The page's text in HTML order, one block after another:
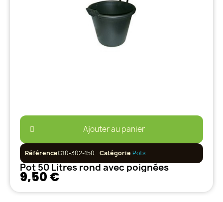
Ajouter au panier
RéférenceG10-302-150 Catégorie Pots
Pot 50 Litres rond avec poignées
9,50 €